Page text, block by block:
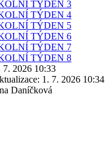
7. 2026 10:33
1. 7. 2026 10:34
Daníčková